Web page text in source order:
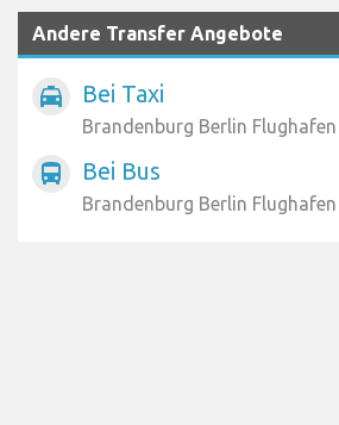
Andere Transfer Angebote
local_taxi Bei Taxi
Brandenburg Berlin
directions_bus Bei Bus
Brandenburg Berlin Flughafen